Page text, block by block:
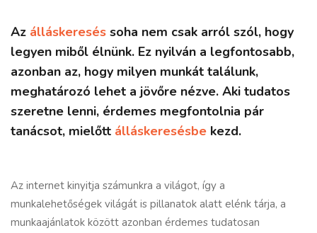
Az álláskeresés soha nem csak arról szól, hogy
legyen miből élnünk. Ez nyilván a legfontosabb,
azonban az, hogy milyen munkát találunk,
meghatározó lehet a jövőre nézve. Aki tudatos
szeretne lenni, érdemes megfontolnia pár
tanácsot, mielőtt álláskeresésbe kezd.
Az internet kinyitja számunkra a világot, így a
munkalehetőségek világát is pillanatok alatt elénk tárja, a
munkaajánlatok között azonban érdemes tudatosan